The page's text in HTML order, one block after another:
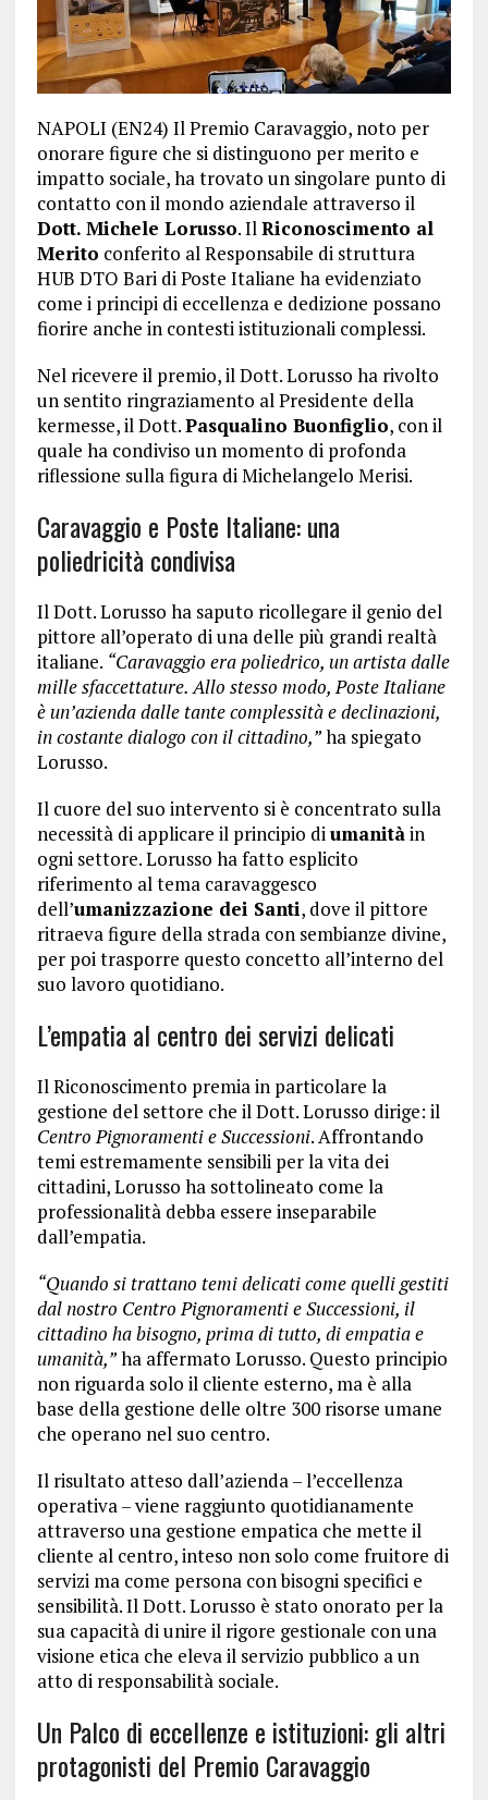
NAPOLI (EN24) Il Premio Caravaggio, noto per
onorare figure che si distinguono per merito e
impatto sociale, ha trovato un singolare punto di
contatto con il mondo aziendale attraverso il
Dott. Michele Lorusso. IlRiconoscimento al
Merito conferito al Responsabile di struttura
HUB DTO Bari di Poste Italiane ha evidenziato
come i principi di eccellenza e dedizione possano
fiorire anche in contesti istituzionali complessi.
Nel ricevere il premio, il Dott. Lorusso ha rivolto
un sentito ringraziamento al Presidente della
kermesse, il Dott.Pasqualino Buonfiglio, con il
quale ha condiviso un momento di profonda
riflessione sulla figura di Michelangelo Merisi.
Caravaggio e Poste Italiane: una
poliedricità condivisa
Il Dott. Lorusso ha saputo ricollegare il genio del
pittore all’operato di una delle più grandi realtà
italiane. “Caravaggio era poliedrico, un artista dalle
mille sfaccettature. Allo stesso modo, Poste Italiane
è un’azienda dalle tante complessità e declinazioni,
in costante dialogo con il cittadino,”ha spiegato
Lorusso.
Il cuore del suo intervento si è concentrato sulla
necessità di applicare il principio diumanitàin
ogni settore. Lorusso ha fatto esplicito
riferimento al tema caravaggesco
dell’umanizzazione dei Santi, dove il pittore
ritraeva figure della strada con sembianze divine,
per poi trasporre questo concetto all’interno del
suo lavoro quotidiano.
L’empatia al centro dei servizi delicati
Il Riconoscimento premia in particolare la
gestione del settore che il Dott. Lorusso dirige: il
Centro Pignoramenti e Successioni. Affrontando
temi estremamente sensibili per la vita dei
cittadini, Lorusso ha sottolineato come la
professionalità debba essere inseparabile
dall’empatia.
“Quando si trattano temi delicati come quelli gestiti
dal nostro Centro Pignoramenti e Successioni, il
cittadino ha bisogno, prima di tutto, di empatia e
umanità,”ha affermato Lorusso. Questo principio
non riguarda solo il cliente esterno, ma è alla
base della gestione delle oltre 300 risorse umane
che operano nel suo centro.
Il risultato atteso dall’azienda – l’eccellenza
operativa – viene raggiunto quotidianamente
attraverso una gestione empatica che mette il
cliente al centro, inteso non solo come fruitore di
servizi ma come persona con bisogni specifici e
sensibilità. Il Dott. Lorusso è stato onorato per la
sua capacità di unire il rigore gestionale con una
visione etica che eleva il servizio pubblico a un
atto di responsabilità sociale.
Un Palco di eccellenze e istituzioni: gli altri
protagonisti del Premio Caravaggio